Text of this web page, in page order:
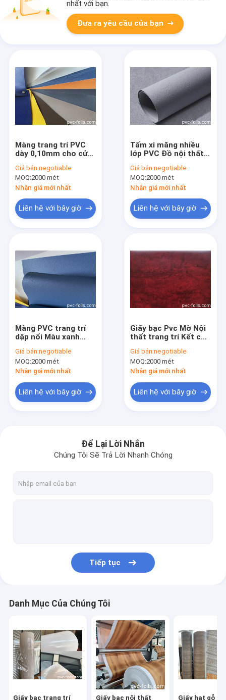
Về chúng tôi
Giấy bạc trang trí PVC
Giấy bạc nội thất PVC
nhất với bạn.
Đưa ra yêu cầu của bạn
Màng trang trí PVC
dày 0,10mm cho cửa
rắn
Giá bán:negotiable
MOQ:2000 mét
Nhận giá mới nhất
Liên hệ với bây giờ
Tấm xi măng nhiều
lớp PVC Đồ nội thất
Tường nhà
Giá bán:negotiable
MOQ:2000 mét
Nhận giá mới nhất
Liên hệ với bây giờ
Màng PVC trang trí
dập nổi Màu xanh
cửa
Giá bán:negotiable
MOQ:2000 mét
Nhận giá mới nhất
Liên hệ với bây giờ
Giấy bạc Pvc Mờ Nội
thất trang trí Kết cấu
Giá bán:negotiable
MOQ:2000 mét
Nhận giá mới nhất
Liên hệ với bây giờ
Để Lại Lời Nhắn
Chúng Tôi Sẽ Trả Lời Nhanh Chóng
Tiếp tục
Danh Mục Của Chúng Tôi
Giấy bạc trang trí Giấy bạc nội thất Giấy hạt gỗ